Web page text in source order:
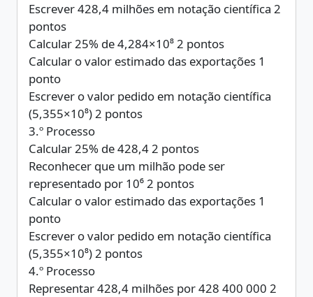
Escrever 428,4 milhões em notação científica 2
pontos
Calcular 25% de 4,284×10⁸ 2 pontos
Calcular o valor estimado das exportações 1
ponto
Escrever o valor pedido em notação científica
(5,355×10⁸) 2 pontos
3.º Processo
Calcular 25% de 428,4 2 pontos
Reconhecer que um milhão pode ser
representado por 10⁶ 2 pontos
Calcular o valor estimado das exportações 1
ponto
Escrever o valor pedido em notação científica
(5,355×10⁸) 2 pontos
4.º Processo
Representar 428,4 milhões por 428 400 000 2